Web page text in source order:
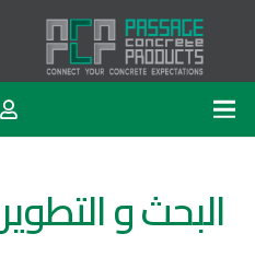
البحث و التطوير